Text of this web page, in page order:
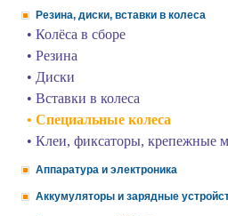
Резина, диски, вставки в колеса
• Колёса в сборе
• Резина
• Диски
• Вставки в колеса
• Специальные колеса
• Клеи, фиксаторы, крепежные
Аппаратура и электроника
Аккумуляторы и зарядные